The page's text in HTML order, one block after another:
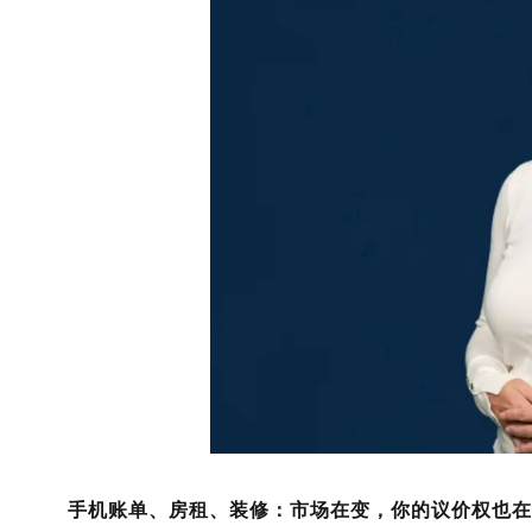
手机账单、房租、装修：市场在变，你的议价权也